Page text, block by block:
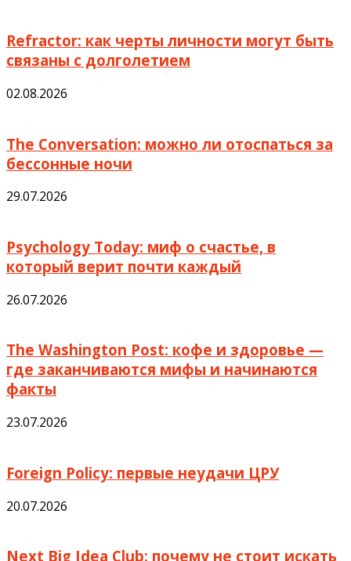
Refractor: как черты личности могут быть
связаны с долголетием
02.08.2026
The Conversation: можно ли отоспаться за
бессонные ночи
29.07.2026
Psychology Today: миф о счастье, в
который верит почти каждый
26.07.2026
The Washington Post: кофе и здоровье —
где заканчиваются мифы и начинаются
факты
23.07.2026
Foreign Policy: первые неудачи ЦРУ
20.07.2026
Next Big Idea Club: почему не стоит искать